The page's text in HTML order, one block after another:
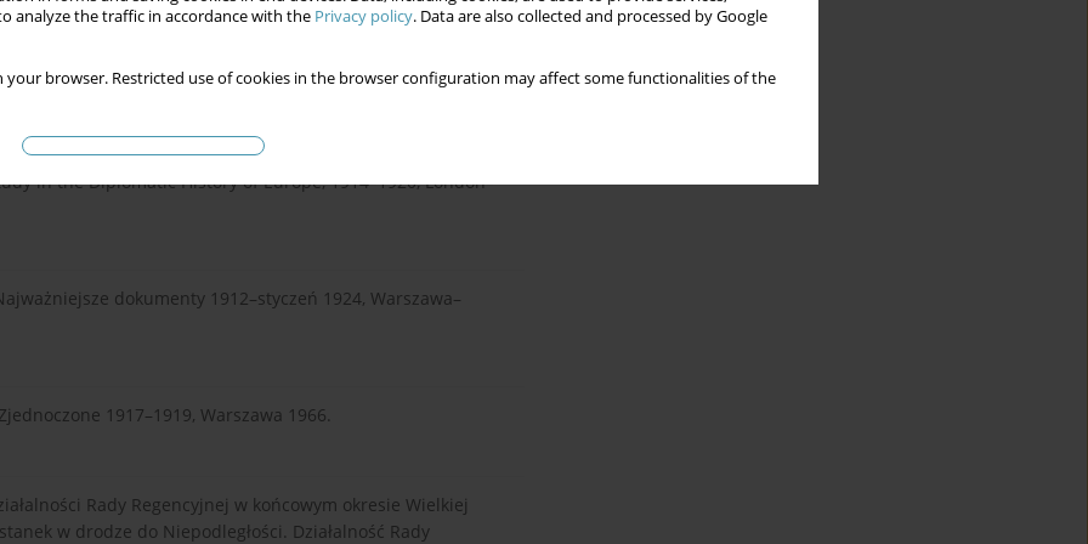
analyze the traffic in accordance with the Privacy policy. Data are also collected and processed by Google
your browser. Restricted use of cookies in the browser configuration may affect some functionalities of the
T. Krawczak, R. Świętek, Kraków 2000.
in the Diplomatic History of Europe, 1914–1920, London–
dokumenty 1912–styczeń 1924, Warszawa–
1917–1919, Warszawa 1966.
Rady Regencyjnej w końcowym okresie Wielkiej
w drodze do Niepodległości. Działalność Rady